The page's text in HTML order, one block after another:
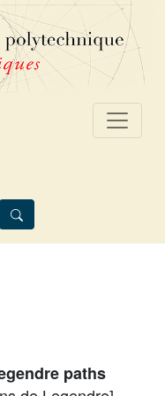
paths